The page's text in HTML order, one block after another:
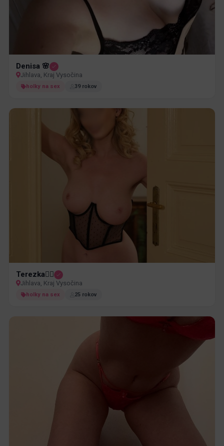
Denisa 🌸
Jihlava, Kraj Vysočina
holky na sex 39 rokov
Terezka❤️‍🔥
Jihlava, Kraj Vysočina
holky na sex 25 rokov